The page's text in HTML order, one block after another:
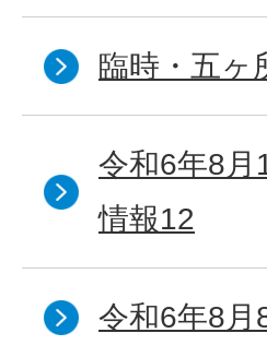
臨時・五ヶ
令和6年8月
情報12
令和6年8月